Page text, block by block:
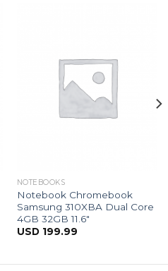
NOTEBOOKS
Notebook Chromebook
Samsung 310XBA Dual Core
4GB 32GB 11.6″
USD 199.99